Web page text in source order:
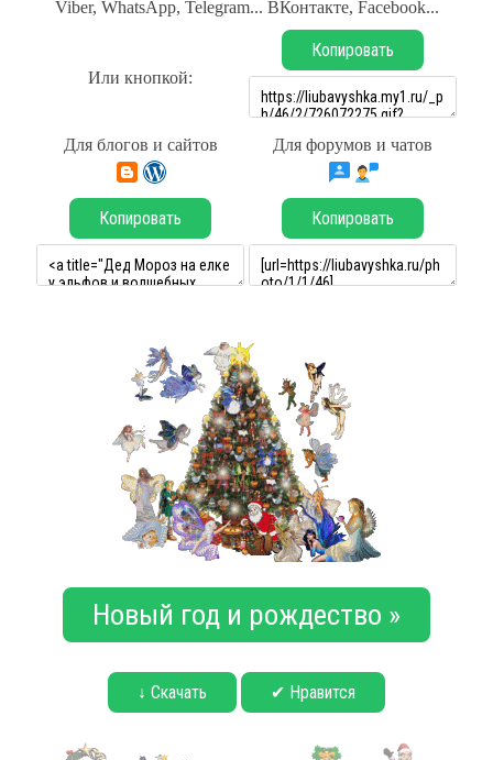
Viber, WhatsApp, Telegram... ВКонтакте, Facebook...
Или кнопкой:
Копировать
Для блогов и сайтов Для форумов и чатов
Копировать Копировать
Новый год и рождество »
↓ Скачать ✔ Нравится